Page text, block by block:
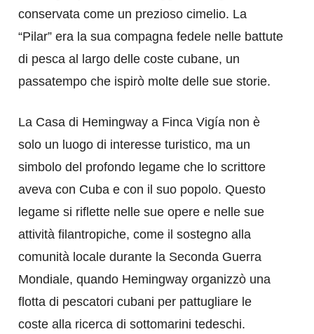
conservata come un prezioso cimelio. La
“Pilar” era la sua compagna fedele nelle battute
di pesca al largo delle coste cubane, un
passatempo che ispirò molte delle sue storie.
La Casa di Hemingway a Finca Vigía non è
solo un luogo di interesse turistico, ma un
simbolo del profondo legame che lo scrittore
aveva con Cuba e con il suo popolo. Questo
legame si riflette nelle sue opere e nelle sue
attività filantropiche, come il sostegno alla
comunità locale durante la Seconda Guerra
Mondiale, quando Hemingway organizzò una
flotta di pescatori cubani per pattugliare le
coste alla ricerca di sottomarini tedeschi.